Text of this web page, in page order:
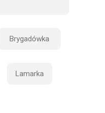
Brygadówka
Lamarka